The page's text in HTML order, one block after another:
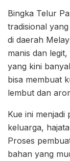
Bingka Telur
tradisional
di daerah
manis dan
yang kini
bisa membuat
lembut dan
Kue ini
keluarga,
Proses
bahan yang